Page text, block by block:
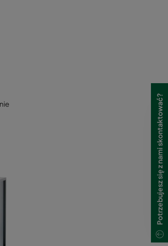
Potrzebujesz się z nami skontaktować?